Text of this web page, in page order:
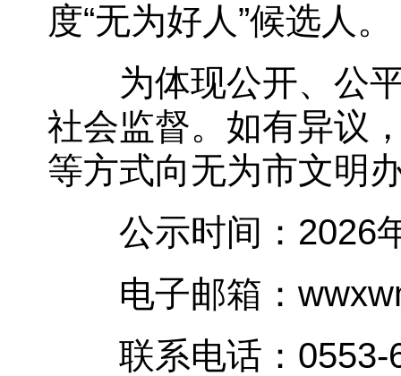
度“无为好人”候选人。
为体现公开、公平
社会监督。如有异议
等方式向无为市文明
公示时间：2026
电子邮箱：
联系电话：0553-